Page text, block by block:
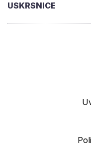
USKRSNICE